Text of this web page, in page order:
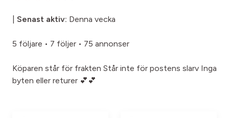
Senast aktiv: Denna vecka
5 följare • 7 följer • 75 annonser
Köparen står för frakten Står inte för postens slarv Inga
byten eller returer 💕💕